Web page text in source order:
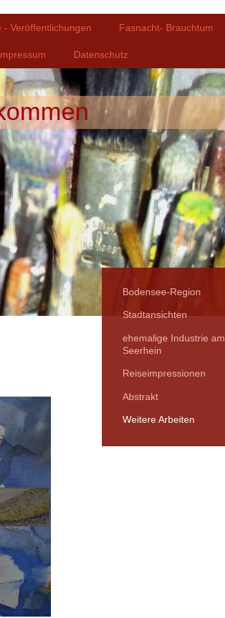
- Veröffentlichungen Fasnacht- Brauchtum
Datenschutz
Bodensee-Region
Stadtansichten
ehemalige Industrie am
Seerhein
Reiseimpressionen
Abstrakt
Weitere Arbeiten